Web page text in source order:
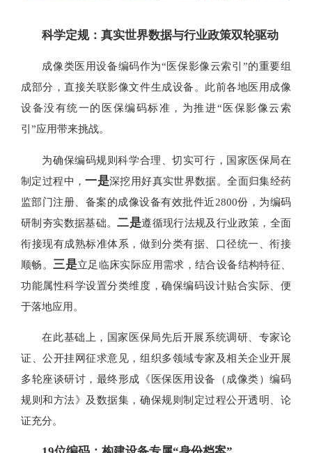
科学定规：真实世界数据与行业政策双轮驱动
成像类医用设备编码作为“医保影像云索引”的重要组
成部分，直接关联影像文件生成设备。此前各地医用成像
设备没有统一的医保编码标准，为推进“医保影像云索
引”应用带来挑战。
为确保编码规则科学合理、切实可行，国家医保局在
制定过程中，一是深挖用好真实世界数据。全面归集经药
监部门注册、备案的成像设备有效批件近2800份，为编码
研制夯实数据基础。二是遵循现行法规及行业政策，全面
衔接现有成熟标准体系，做到分类有据、口径统一、衔接
顺畅。 三是立足临床实际应用需求，结合设备结构特征、
功能属性科学设置分类维度，确保编码设计贴合实际、便
于落地应用。
在此基础上，国家医保局先后开展系统调研、专家论
证、公开挂网征求意见，组织多领域专家及相关企业开展
多轮座谈研讨，最终形成《医保医用设备（成像类）编码
规则和方法》及数据集，确保规则制定过程公开透明、论
证充分。